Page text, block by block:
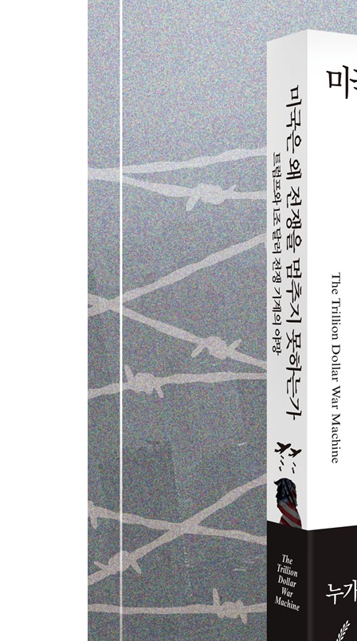
국방부 계약업체들로부터 후원금을 받는 대다
싱크탱크들의 달라진 자금 조달법 : 이해관계 후
영향 | 미국 국방 전략의 공개 논쟁을 장악하고 있
9장 미국 과학의 군사화 : 상아탑 매수하기
대학들, 미국 전쟁 기계의 한 축이 되다 | 존스홉
MIT AI 액셀러레이터 : 미사일 시험에서 AI의 군
텍사스A&M대학교 : 극초음속미사일에서 핵무기
협력 관계 | 카네기멜런대학교 : 미국 육군 AI 태
자금 지원 : 심리전, 인간 지형 시스템, 심문과 고문
10장 미디어 포섭 : 프로파간다로 전쟁 기계에 힘
이라크전쟁과 콜린 파월의 쇼, 그리고 언론 보도
럼즈펠드와 주류 언론의 헛다리 보도 | 무엇이 언
11장 마음과 정신을 차지하기 위한 싸움 : 할리우드
곡예비행팀 미국 공군 선더버즈 : 정교하게 다듬
엔터테인먼트산업을 군과 CIA의 선전 도구로
시나리오를 검토하고, 대사를 수정하고, 줄거리를
12장 군대를 더 ‘디즈니스럽게’ 만들기 : 펜타곤과
비디오게임과 첨단 전쟁의 결합 : 게임과 현실의
인력 확보의 원천, 게이밍 세계 | 게임과 시뮬레이
4부 전쟁 기계의 미래
13장 멋지고 새로운 전쟁 기계 : 빅테크와 군수산업
자동화 전쟁 시대의 도래 : 무인, 극초음속, AI
국방부의 실리콘밸리 동맹 1 : 팔머 러키와 안두릴
3 : 에릭 슈밋과 AI | 불황을 타지 않는 분야, 방위